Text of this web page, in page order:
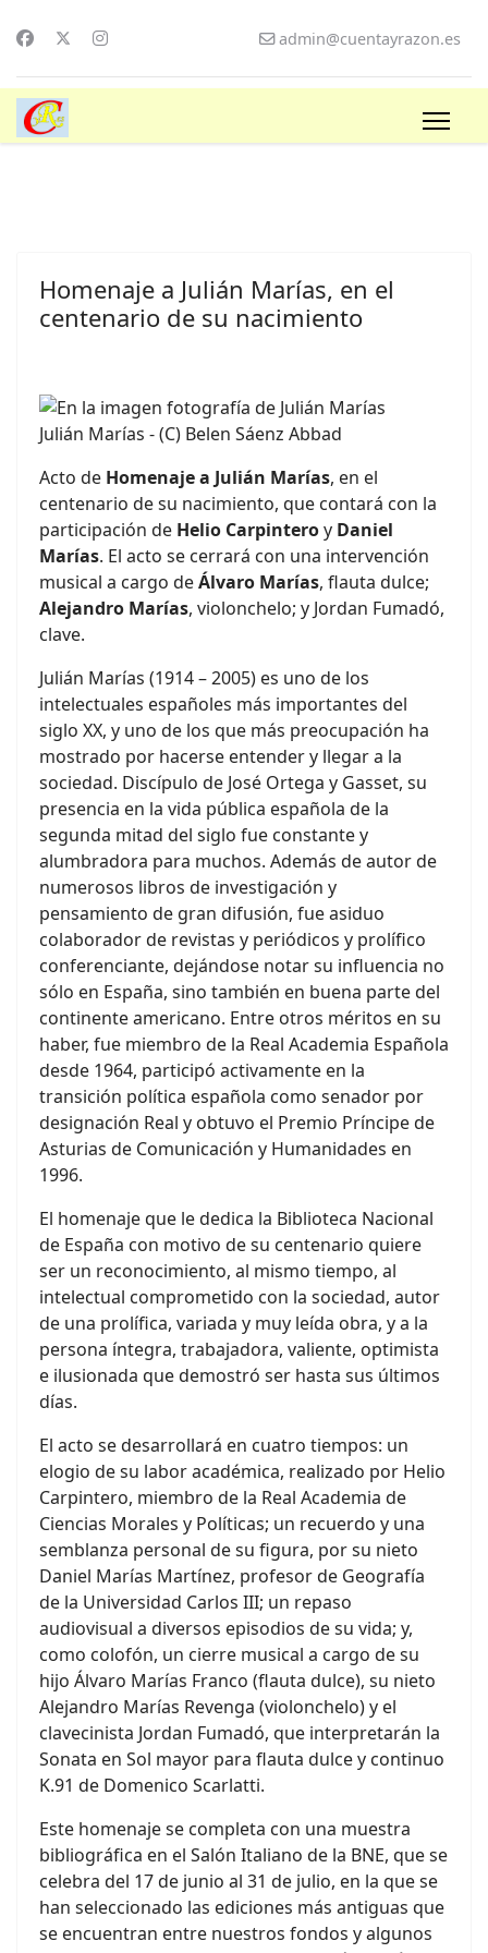
admin@cuentayrazon.es
Homenaje a Julián Marías, en el
centenario de su nacimiento
Julián Marías - (C) Belen Sáenz Abbad
Acto de Homenaje a Julián Marías, en el
centenario de su nacimiento, que contará con la
participación de Helio Carpinteroy Daniel
Marías. El acto se cerrará con una intervención
musical a cargo deÁlvaro Marías, flauta dulce;
Alejandro Marías, violonchelo; y Jordan Fumadó,
clave.
Julián Marías (1914 – 2005) es uno de los
intelectuales españoles más importantes del
siglo XX, y uno de los que más preocupación ha
mostrado por hacerse entender y llegar a la
sociedad. Discípulo de José Ortega y Gasset, su
presencia en la vida pública española de la
segunda mitad del siglo fue constante y
alumbradora para muchos. Además de autor de
numerosos libros de investigación y
pensamiento de gran difusión, fue asiduo
colaborador de revistas y periódicos y prolífico
conferenciante, dejándose notar su influencia no
sólo en España, sino también en buena parte del
continente americano. Entre otros méritos en su
haber, fue miembro de la Real Academia Española
desde 1964, participó activamente en la
transición política española como senador por
designación Real y obtuvo el Premio Príncipe de
Asturias de Comunicación y Humanidades en
1996.
El homenaje que le dedica la Biblioteca Nacional
de España con motivo de su centenario quiere
ser un reconocimiento, al mismo tiempo, al
intelectual comprometido con la sociedad, autor
de una prolífica, variada y muy leída obra, y a la
persona íntegra, trabajadora, valiente, optimista
e ilusionada que demostró ser hasta sus últimos
días.
El acto se desarrollará en cuatro tiempos: un
elogio de su labor académica, realizado por Helio
Carpintero, miembro de la Real Academia de
Ciencias Morales y Políticas; un recuerdo y una
semblanza personal de su figura, por su nieto
Daniel Marías Martínez, profesor de Geografía
de la Universidad Carlos III; un repaso
audiovisual a diversos episodios de su vida; y,
como colofón, un cierre musical a cargo de su
hijo Álvaro Marías Franco (flauta dulce), su nieto
Alejandro Marías Revenga (violonchelo) y el
clavecinista Jordan Fumadó, que interpretarán la
Sonata en Sol mayor para flauta dulce y continuo
K.91 de Domenico Scarlatti.
Este homenaje se completa con una muestra
bibliográfica en el Salón Italiano de la BNE, que se
celebra del 17 de junio al 31 de julio, en la que se
han seleccionado las ediciones más antiguas que
se encuentran entre nuestros fondos y algunos